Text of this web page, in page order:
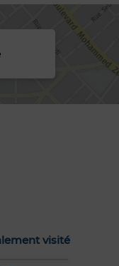
visité